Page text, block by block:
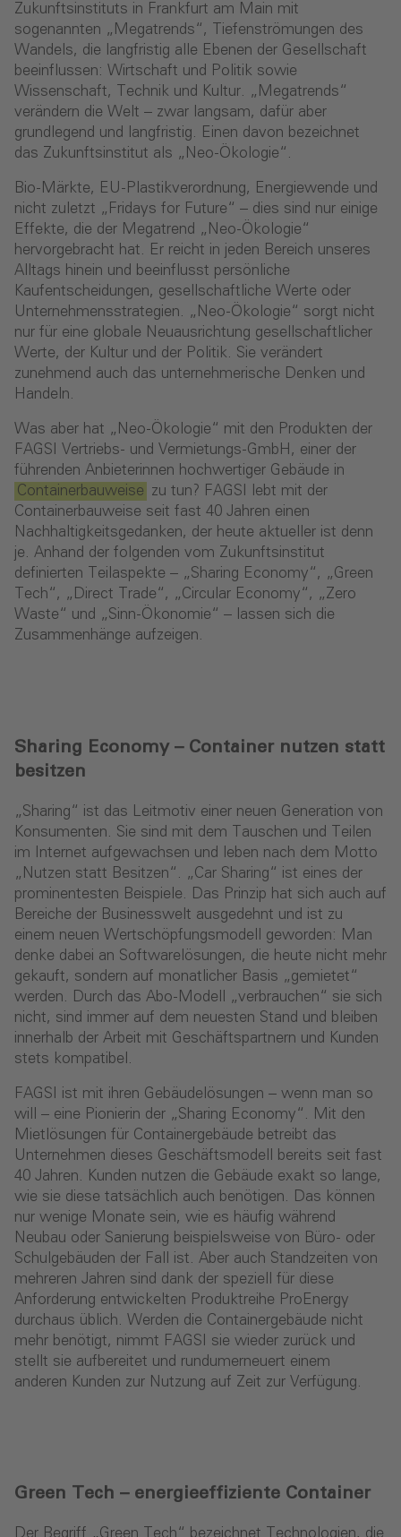
Zukunftsinstituts in Frankfurt am Main mit
sogenannten „Megatrends“, Tiefenströmungen des
Wandels, die langfristig alle Ebenen der Gesellschaft
beeinflussen: Wirtschaft und Politik sowie
Wissenschaft, Technik und Kultur. „Megatrends“
verändern die Welt – zwar langsam, dafür aber
grundlegend und langfristig. Einen davon bezeichnet
das Zukunftsinstitut als „Neo-Ökologie“.
Bio-Märkte, EU-Plastikverordnung, Energiewende und
nicht zuletzt „Fridays for Future“ – dies sind nur einige
Effekte, die der Megatrend „Neo-Ökologie“
hervorgebracht hat. Er reicht in jeden Bereich unseres
Alltags hinein und beeinflusst persönliche
Kaufentscheidungen, gesellschaftliche Werte oder
Unternehmensstrategien. „Neo-Ökologie“ sorgt nicht
nur für eine globale Neuausrichtung gesellschaftlicher
Werte, der Kultur und der Politik. Sie verändert
zunehmend auch das unternehmerische Denken und
Handeln.
Was aber hat „Neo-Ökologie“ mit den Produkten der
FAGSI Vertriebs- und Vermietungs-GmbH, einer der
führenden Anbieterinnen hochwertiger Gebäude in
Containerbauweise zu tun? FAGSI lebt mit der
Containerbauweise seit fast 40 Jahren einen
Nachhaltigkeitsgedanken, der heute aktueller ist denn
je. Anhand der folgenden vom Zukunftsinstitut
definierten Teilaspekte – „Sharing Economy“, „Green
Tech“, „Direct Trade“, „Circular Economy“, „Zero
Waste“ und „Sinn-Ökonomie“ – lassen sich die
Zusammenhänge aufzeigen.
Sharing Economy – Container nutzen statt
besitzen
„Sharing“ ist das Leitmotiv einer neuen Generation von
Konsumenten. Sie sind mit dem Tauschen und Teilen
im Internet aufgewachsen und leben nach dem Motto
„Nutzen statt Besitzen“. „Car Sharing“ ist eines der
prominentesten Beispiele. Das Prinzip hat sich auch auf
Bereiche der Businesswelt ausgedehnt und ist zu
einem neuen Wertschöpfungsmodell geworden: Man
denke dabei an Softwarelösungen, die heute nicht mehr
gekauft, sondern auf monatlicher Basis „gemietet“
werden. Durch das Abo-Modell „verbrauchen“ sie sich
nicht, sind immer auf dem neuesten Stand und bleiben
innerhalb der Arbeit mit Geschäftspartnern und Kunden
stets kompatibel.
FAGSI ist mit ihren Gebäudelösungen – wenn man so
will – eine Pionierin der „Sharing Economy“. Mit den
Mietlösungen für Containergebäude betreibt das
Unternehmen dieses Geschäftsmodell bereits seit fast
40 Jahren. Kunden nutzen die Gebäude exakt so lange,
wie sie diese tatsächlich auch benötigen. Das können
nur wenige Monate sein, wie es häufig während
Neubau oder Sanierung beispielsweise von Büro- oder
Schulgebäuden der Fall ist. Aber auch Standzeiten von
mehreren Jahren sind dank der speziell für diese
Anforderung entwickelten Produktreihe ProEnergy
durchaus üblich. Werden die Containergebäude nicht
mehr benötigt, nimmt FAGSI sie wieder zurück und
stellt sie aufbereitet und rundumerneuert einem
anderen Kunden zur Nutzung auf Zeit zur Verfügung.
Green Tech – energieeffiziente Container